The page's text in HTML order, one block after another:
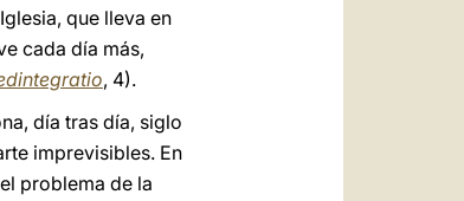
que lleva en
cada día más,
, 4).
día tras día, siglo
imprevisibles. En
problema de la